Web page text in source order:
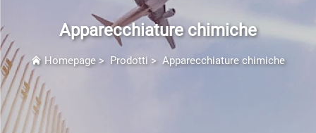
Apparecchiature chimiche
Homepage> Prodotti > Apparecchiature chimiche